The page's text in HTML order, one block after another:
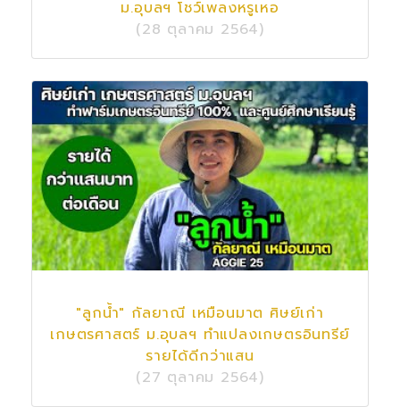
ม.อุบลฯ โชว์เพลงหรูเหอ
(28 ตุลาคม 2564)
"ลูกน้ำ" กัลยาณี เหมือนมาต ศิษย์เก่า
เกษตรศาสตร์ ม.อุบลฯ ทำแปลงเกษตรอินทรีย์
รายได้ดีกว่าแสน
(27 ตุลาคม 2564)